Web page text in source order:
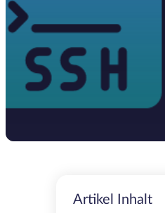
Artikel Inhalt